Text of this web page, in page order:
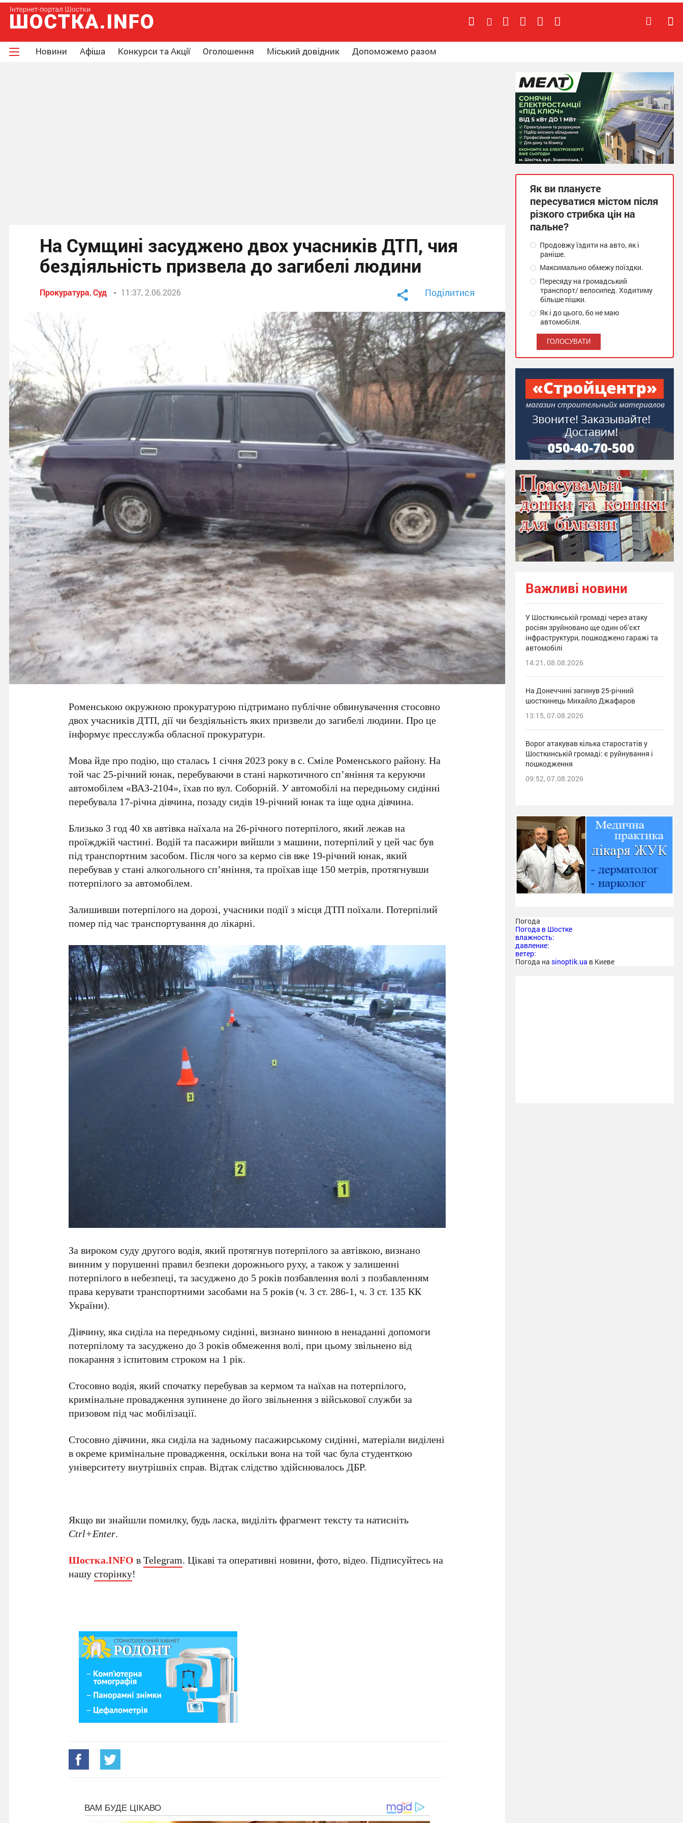
Новини Афіша Конкурси та Акції Оголошення Міський довідник Допоможемо разом
На Сумщині засуджено двох учасників ДТП, чия
бездіяльність призвела до загибелі людини
Прокуратура,Суд 11:37, 2.06.2026 Поділитися
Роменською окружною прокуратурою підтримано публічне обвинувачення стосовно
двох учасників ДТП, дії чи бездіяльність яких призвели до загибелі людини. Про це
інформує пресслужба обласної прокуратури.
Мова йде про подію, що сталась 1 січня 2023 року в с. Сміле Роменського району. На
той час 25-річний юнак, перебуваючи в стані наркотичного сп’яніння та керуючи
автомобілем «ВАЗ-2104», їхав по вул. Соборній. У автомобілі на передньому сидінні
перебувала 17-річна дівчина, позаду сидів 19-річний юнак та іще одна дівчина.
Близько 3 год 40 хв автівка наїхала на 26-річного потерпілого, який лежав на
проїжджій частині. Водій та пасажири вийшли з машини, потерпілий у цей час був
під транспортним засобом. Після чого за кермо сів вже 19-річний юнак, який
перебував у стані алкогольного сп’яніння, та проїхав іще 150 метрів, протягнувши
потерпілого за автомобілем.
Залишивши потерпілого на дорозі, учасники події з місця ДТП поїхали. Потерпілий
помер під час транспортування до лікарні.
За вироком суду другого водія, який протягнув потерпілого за автівкою, визнано
винним у порушенні правил безпеки дорожнього руху, а також у залишенні
потерпілого в небезпеці, та засуджено до 5 років позбавлення волі з позбавленням
права керувати транспортними засобами на 5 років (ч. 3 ст. 286-1, ч. 3 ст. 135 КК
України).
Дівчину, яка сиділа на передньому сидінні, визнано винною в ненаданні допомоги
потерпілому та засуджено до 3 років обмеження волі, при цьому звільнено від
покарання з іспитовим строком на 1 рік.
Стосовно водія, який спочатку перебував за кермом та наїхав на потерпілого,
кримінальне провадження зупинене до його звільнення з військової служби за
призовом під час мобілізації.
Стосовно дівчини, яка сиділа на задньому пасажирському сидінні, матеріали виділені
в окреме кримінальне провадження, оскільки вона на той час була студенткою
університету внутрішніх справ. Відтак слідство здійснювалось ДБР.
Якщо ви знайшли помилку, будь ласка, виділіть фрагмент тексту та натисніть
Ctrl+Enter.
Шостка.INFO вTelegram. Цікаві та оперативні новини, фото, відео. Підписуйтесь на
нашусторінку!
Як ви плануєте
пересуватися містом після
різкого стрибка цін на
пальне?
Продовжу їздити на авто, як і
раніше.
Максимально обмежу поїздки.
Пересяду на громадський
транспорт/ велосипед. Ходитиму
більше пішки.
Як і до цього, бо не маю
автомобіля.
Важливі новини
У Шосткинській громаді через атаку
росіян зруйновано ще один об’єкт
інфраструктури, пошкоджено гаражі та
автомобілі
14:21, 08.08.2026
На Донеччині загинув 25-річний
шосткинець Михайло Джафаров
13:15, 07.08.2026
Ворог атакував кілька старостатів у
Шосткинській громаді: є руйнування і
пошкодження
09:52, 07.08.2026
Погода
Погода в Шостке
влажность:
давление:
ветер:
Погода на sinoptik.ua в Киеве